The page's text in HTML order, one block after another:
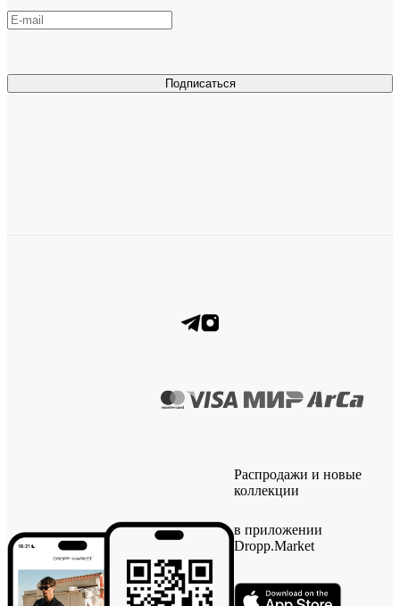
Подписаться
Распродажи и новые
коллекции
в приложении
Dropp.Market